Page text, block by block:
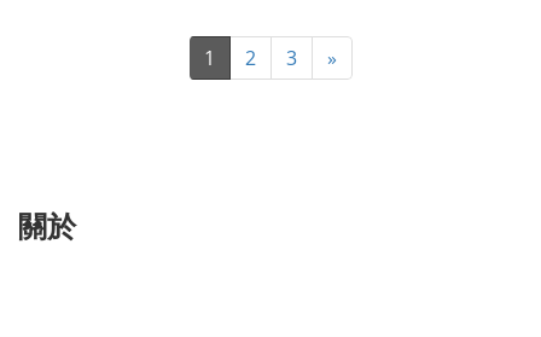
1 2 3 »
關於